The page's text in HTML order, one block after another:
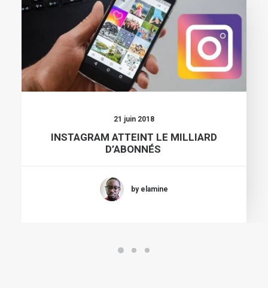
21 juin 2018
INSTAGRAM ATTEINT LE MILLIARD
D’ABONNÉS
by elamine